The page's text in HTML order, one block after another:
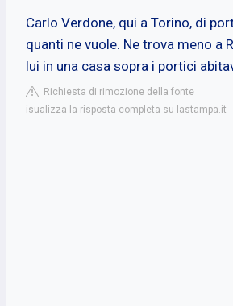
Carlo Verdone, qui a Torino, di
quanti ne vuole. Ne trova meno a
lui in una casa sopra i portici
Richiesta di rimozione della fonte
isualizza la risposta completa su lastampa.it